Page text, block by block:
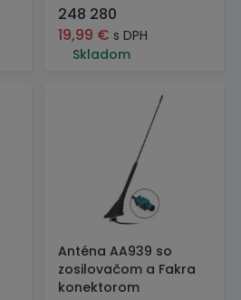
248 280
19,99 € s DPH
Skladom
Anténa AA939 so
zosilovačom a Fakra
konektorom